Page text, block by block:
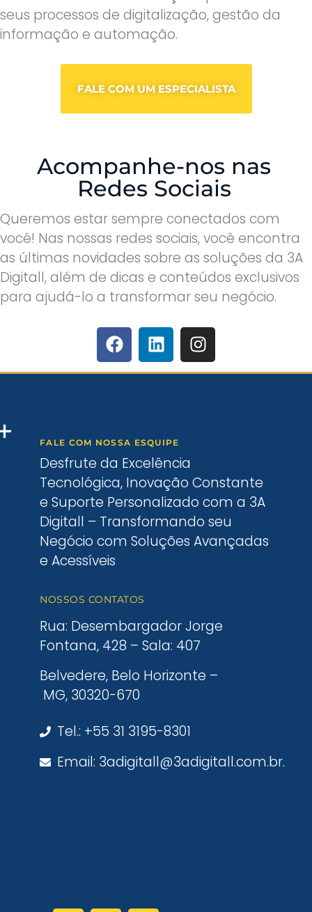
seus processos de digitalização, gestão da
informação e automação.
FALE COM UM ESPECIALISTA
Acompanhe-nos nas
Redes Sociais
Queremos estar sempre conectados com
você! Nas nossas redes sociais, você encontra
as últimas novidades sobre as soluções da 3A
Digitall, além de dicas e conteúdos exclusivos
para ajudá-lo a transformar seu negócio.
FALE COM NOSSA ESQUIPE
Desfrute da Excelência
Tecnológica, Inovação Constante
e Suporte Personalizado com a 3A
Digitall – Transformando seu
Negócio com Soluções Avançadas
e Acessíveis
NOSSOS CONTATOS
Rua: Desembargador Jorge
Fontana, 428 – Sala: 407
Belvedere, Belo Horizonte –
MG, 30320-670
Tel.: +55 31 3195-8301
Email: 3adigitall@3adigitall.com.br.